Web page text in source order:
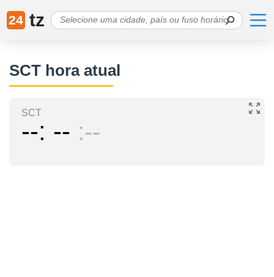
24 tz
SCT hora atual
SCT
-- -- --